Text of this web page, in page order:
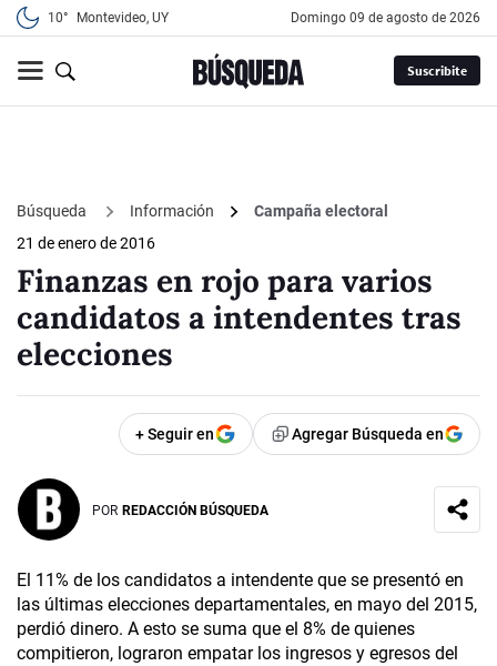
10° Montevideo, UY domingo 09 de agosto de 2026
Suscribite
Búsqueda Información
Campaña electoral
21 de enero de 2016
Finanzas en rojo para varios
candidatos a intendentes tras
elecciones
+ Seguir en Agregar Búsqueda en
POR REDACCIÓN BÚSQUEDA
El 11% de los candidatos a intendente que se presentó en
las últimas elecciones departamentales, en mayo del 2015,
perdió dinero. A esto se suma que el 8% de quienes
compitieron, lograron empatar los ingresos y egresos del